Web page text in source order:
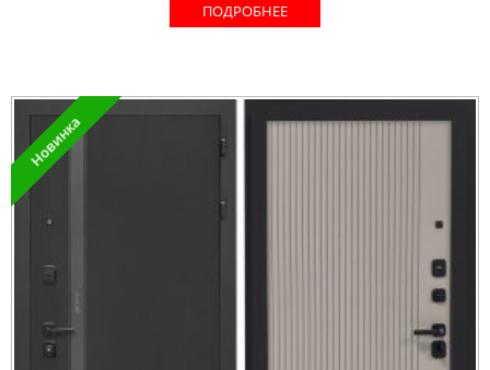
ПОДРОБНЕЕ
Новинка